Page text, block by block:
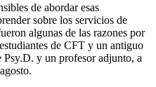
de abordar esas
sobre los servicios de
algunas de las razones por
de CFT y un antiguo
y un profesor adjunto, a